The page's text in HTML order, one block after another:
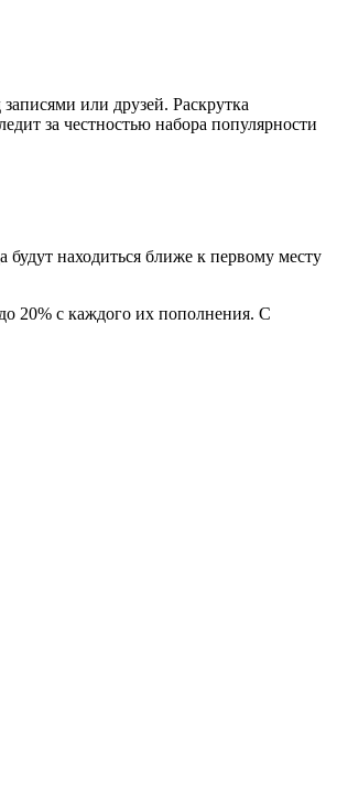
или друзей. Раскрутка
за честностью набора популярности
будут находиться ближе к первому месту
20% с каждого их пополнения. С